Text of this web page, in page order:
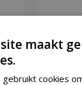
€1,55
IN
maakt
cookies